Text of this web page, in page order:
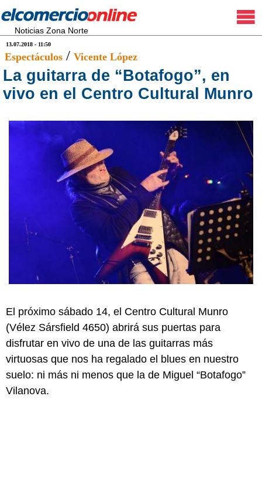
Noticias Zona Norte
13.07.2018 - 11:50
Espectáculos / Vicente López
La guitarra de “Botafogo”, en
vivo en el Centro Cultural Munro
El próximo sábado 14, el Centro Cultural Munro
(Vélez Sársfield 4650) abrirá sus puertas para
disfrutar en vivo de una de las guitarras más
virtuosas que nos ha regalado el blues en nuestro
suelo: ni más ni menos que la de Miguel “Botafogo”
Vilanova.